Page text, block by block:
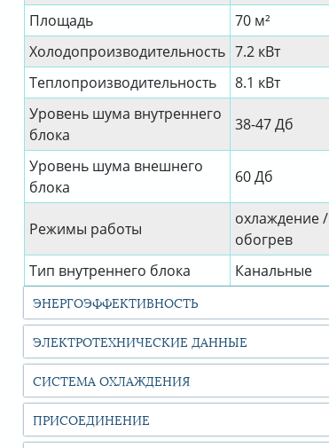
Площадь
70 м²
Холодопроизводительность 7.2 кВт
Теплопроизводительность
8.1 кВт
Уровень шума внутреннего
блока
38-47 Дб
Уровень шума внешнего
блока
60 Дб
Режимы работы
охлаждение /
обогрев
Тип внутреннего блока
Канальные
ЭНЕРГОЭФФЕКТИВНОСТЬ
ЭЛЕКТРОТЕХНИЧЕСКИЕ ДАННЫЕ
СИСТЕМА ОХЛАЖДЕНИЯ
ПРИСОЕДИНЕНИЕ